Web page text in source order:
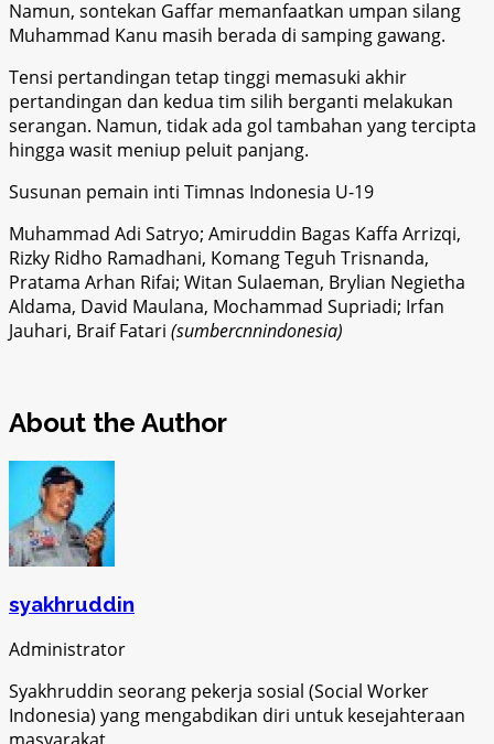
Namun, sontekan Gaffar memanfaatkan umpan silang
Muhammad Kanu masih berada di samping gawang.
Tensi pertandingan tetap tinggi memasuki akhir
pertandingan dan kedua tim silih berganti melakukan
serangan. Namun, tidak ada gol tambahan yang tercipta
hingga wasit meniup peluit panjang.
Susunan pemain inti Timnas Indonesia U-19
Muhammad Adi Satryo; Amiruddin Bagas Kaffa Arrizqi,
Rizky Ridho Ramadhani, Komang Teguh Trisnanda,
Pratama Arhan Rifai; Witan Sulaeman, Brylian Negietha
Aldama, David Maulana, Mochammad Supriadi; Irfan
Jauhari, Braif Fatari (sumbercnnindonesia)
About the Author
syakhruddin
Administrator
Syakhruddin seorang pekerja sosial (Social Worker
Indonesia) yang mengabdikan diri untuk kesejahteraan